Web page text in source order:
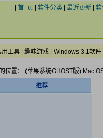
首 页 软件分类 最近更新
用工具 趣味游戏 Windows 3.1软件
位置： (苹果系统GHOST版) Mac
推荐